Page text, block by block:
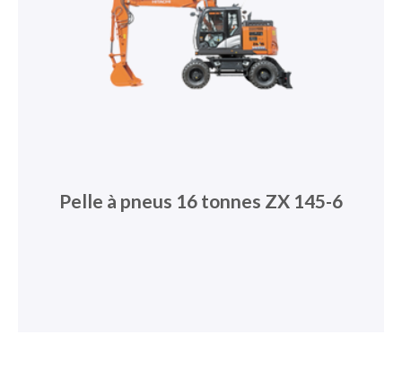
Pelle à pneus 16 tonnes ZX 145-6